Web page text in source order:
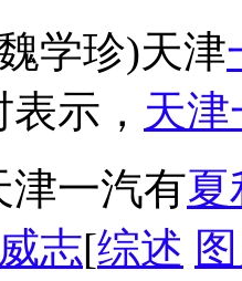
学珍)天津
示， 天
津一汽有夏
威志[综述